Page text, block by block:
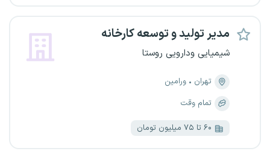
مدیر تولید و توسعه کارخانه
شیمیایی ودارویی روستا
تهران
ورامین
تمام وقت
۶۰ تا ۷۵ میلیون تومان